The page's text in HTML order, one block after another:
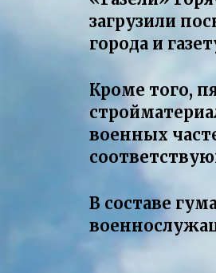
загрузили
города и
Кроме того,
военных
В составе